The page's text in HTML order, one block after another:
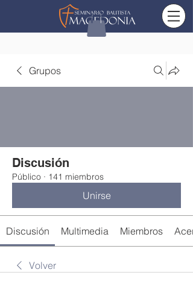
Grupos
Discusión
Público · 141 miembros
Unirse
Discusión Multimedia Miembros
Volver